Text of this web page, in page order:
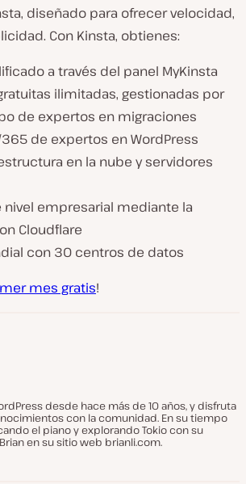
diseñado para ofrecer velocidad,
Con Kinsta, obtienes:
a través del panel MyKinsta
ilimitadas, gestionadas por
de expertos en migraciones
de expertos en WordPress
en la nube y servidores
nivel empresarial mediante la
Cloudflare
con 30 centros de datos
mes gratis!
desde hace más de 10 años, y disfruta
con la comunidad. En su tiempo
el piano y explorando Tokio con su
en su sitio web brianli.com.